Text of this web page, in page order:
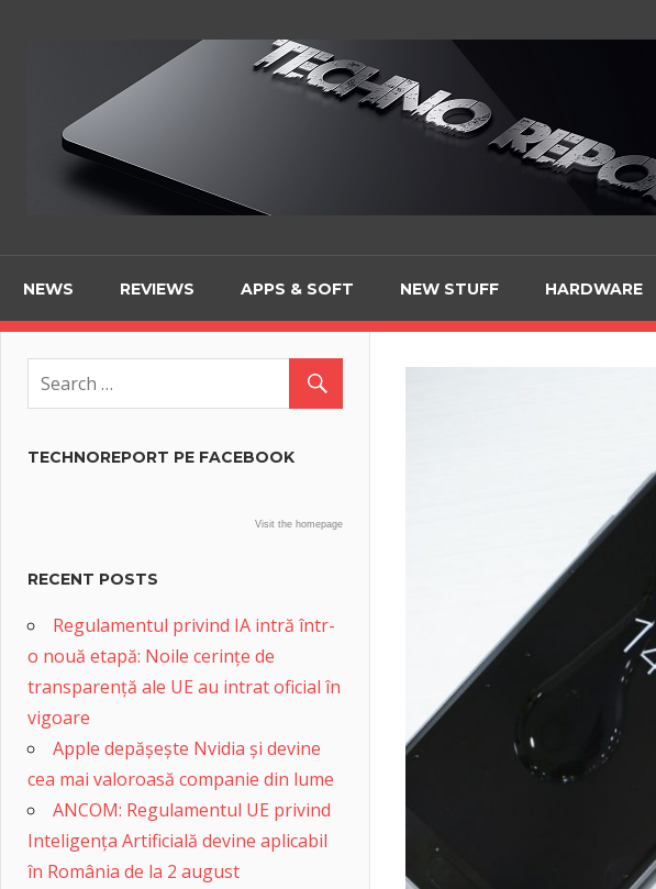
NEWS REVIEWS APPS & SOFT NEW STUFF HARDWARE
TECHNOREPORT PE FACEBOOK
Visit the homepage
RECENT POSTS
Regulamentul privind IA intră într-
o nouă etapă: Noile cerințe de
transparență ale UE au intrat oficial în
vigoare
Apple depășește Nvidia și devine
cea mai valoroasă companie din lume
ANCOM: Regulamentul UE privind
Inteligența Artificială devine aplicabil
în România de la 2 august